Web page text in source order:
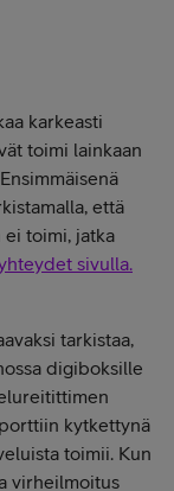
karkeasti
toimi lainkaan
että
ei toimi, jatka
sivulla.
tarkistaa,
digiboksille
kytkettynä
toimii. Kun
virheilmoitus